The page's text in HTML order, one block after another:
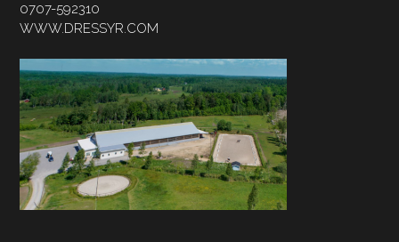
0707-592310
WWW.DRESSYR.COM